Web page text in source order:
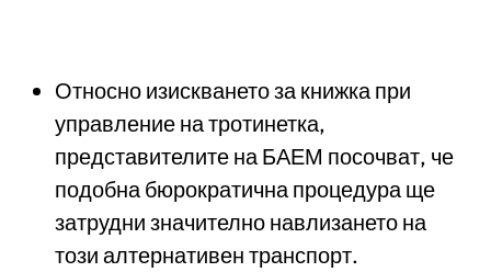
Относно изискването за книжка при
управление на тротинетка,
представителите на БАЕМ посочват, че
подобна бюрократична процедура ще
затрудни значително навлизането на
този алтернативен транспорт.